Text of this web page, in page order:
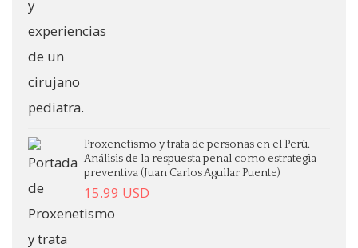
Proxenetismo y trata de personas en el Perú.
Análisis de la respuesta penal como estrategia
preventiva (Juan Carlos Aguilar Puente)
15.99 USD